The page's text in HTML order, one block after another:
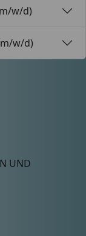
w/d)
w/d)
UND